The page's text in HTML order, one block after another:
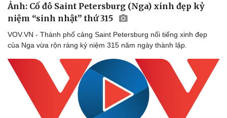
Ảnh: Cố đô Saint Petersburg (Nga) xinh đẹp kỷ
niệm “sinh nhật” thứ 315
VOV.VN - Thành phố cảng Saint Petersburg nổi tiếng xinh đẹp
của Nga vừa rộn ràng kỷ niệm 315 năm ngày thành lập.